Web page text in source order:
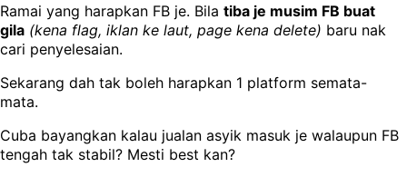
Ramai yang harapkan FB je. Bila tiba je musim FB buat
gila (kena flag, iklan ke laut, page kena delete) baru nak
cari penyelesaian.
Sekarang dah tak boleh harapkan 1 platform semata-
mata.
Cuba bayangkan kalau jualan asyik masuk je walaupun FB
tengah tak stabil? Mesti best kan?